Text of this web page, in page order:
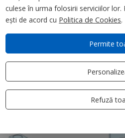
culese în urma folosirii serviciilor lor.
ești de acord cu Politica de Cookies.
Permite
Refuză